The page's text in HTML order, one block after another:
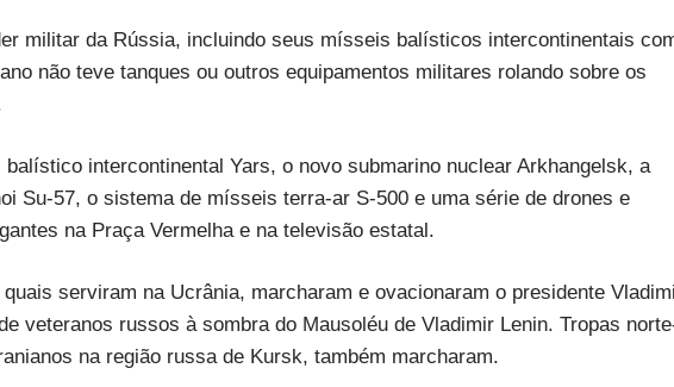
militar da Rússia, incluindo seus mísseis balísticos intercontinentais
não teve tanques ou outros equipamentos militares rolando sobre os
intercontinental Yars, o novo submarino nuclear Arkhangelsk, a
Su-57, o sistema de mísseis terra-ar S-500 e uma série de drones e
na Praça Vermelha e na televisão estatal.
serviram na Ucrânia, marcharam e ovacionaram o presidente
veteranos russos à sombra do Mausoléu de Vladimir Lenin. Tropas
na região russa de Kursk, também marcharam.